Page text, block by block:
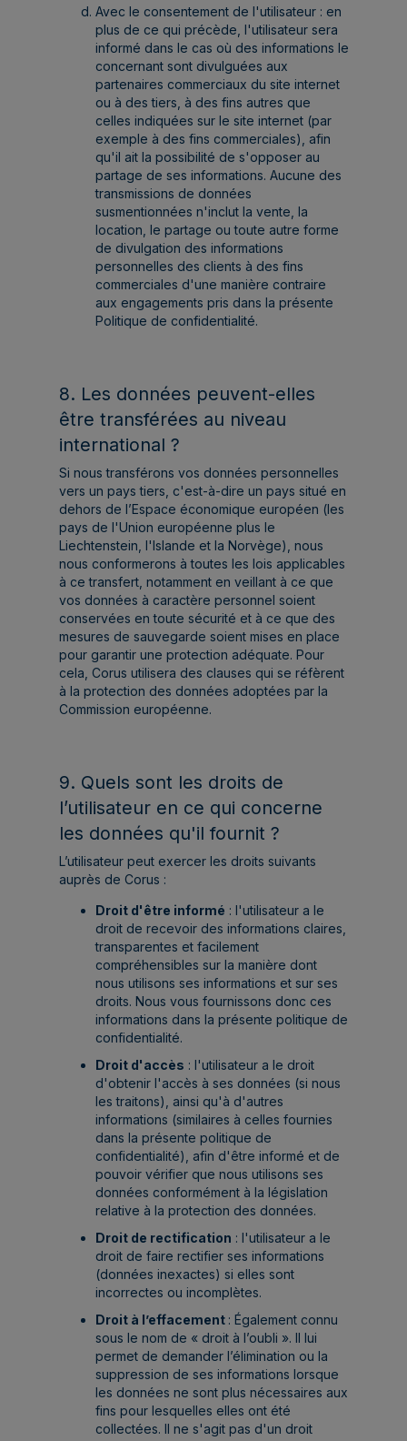
Avec le consentement de l'utilisateur : en
plus de ce qui précède, l'utilisateur sera
informé dans le cas où des informations le
concernant sont divulguées aux
partenaires commerciaux du site internet
ou à des tiers, à des fins autres que
celles indiquées sur le site internet (par
exemple à des fins commerciales), afin
qu'il ait la possibilité de s'opposer au
partage de ses informations. Aucune des
transmissions de données
susmentionnées n'inclut la vente, la
location, le partage ou toute autre forme
de divulgation des informations
personnelles des clients à des fins
commerciales d'une manière contraire
aux engagements pris dans la présente
Politique de confidentialité.
8. Les données peuvent-elles
être transférées au niveau
international ?
Si nous transférons vos données personnelles
vers un pays tiers, c'est-à-dire un pays situé en
dehors de l’Espace économique européen (les
pays de l'Union européenne plus le
Liechtenstein, l'Islande et la Norvège), nous
nous conformerons à toutes les lois applicables
à ce transfert, notamment en veillant à ce que
vos données à caractère personnel soient
conservées en toute sécurité et à ce que des
mesures de sauvegarde soient mises en place
pour garantir une protection adéquate. Pour
cela, Corus utilisera des clauses qui se réfèrent
à la protection des données adoptées par la
Commission européenne.
9. Quels sont les droits de
l’utilisateur en ce qui concerne
les données qu'il fournit ?
L’utilisateur peut exercer les droits suivants
auprès de Corus :
Droit d'être informé : l'utilisateur a le
droit de recevoir des informations claires,
transparentes et facilement
compréhensibles sur la manière dont
nous utilisons ses informations et sur ses
droits. Nous vous fournissons donc ces
informations dans la présente politique de
confidentialité.
Droit d'accès : l'utilisateur a le droit
d'obtenir l'accès à ses données (si nous
les traitons), ainsi qu'à d'autres
informations (similaires à celles fournies
dans la présente politique de
confidentialité), afin d'être informé et de
pouvoir vérifier que nous utilisons ses
données conformément à la législation
relative à la protection des données.
Droit de rectification : l'utilisateur a le
droit de faire rectifier ses informations
(données inexactes) si elles sont
incorrectes ou incomplètes.
Droit à l’effacement : Également connu
sous le nom de « droit à l’oubli ». Il lui
permet de demander l’élimination ou la
suppression de ses informations lorsque
les données ne sont plus nécessaires aux
fins pour lesquelles elles ont été
collectées. Il ne s'agit pas d'un droit